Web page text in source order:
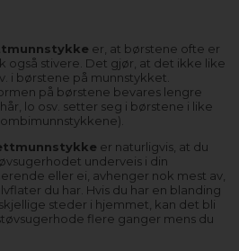
er, at børstene ofte er
også stivere. Det gjør, at det ikke like
i børstene på munnstykket.
på børstene bevares lengre
lo osv. setter seg i børstene i like
er naturligvis, at du
underveis i din
eller ei, avhenger nok mest av,
du har. Hvis du har en blanding
steder i hjemmet, kan det bli
flere ganger mens du